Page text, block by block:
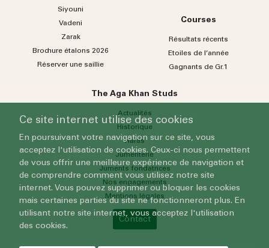
Siyouni
Vadeni
Zarak
Brochure étalons 2026
Réserver une saillie
Courses
Résultats récents
Etoiles de l’année
Gagnants de Gr.1
The Aga Khan Studs
Actualités
Historique
Haras
Jumenterie
Juments fondatrices
Nos engagements
Mentions légales
Contact
Ce site internet utilise des cookies
En poursuivant votre navigation sur ce site, vous
acceptez l'utilisation de cookies. Ceux-ci nous permettent
de vous offrir une meilleure expérience de navigation et
de comprendre comment vous utilisez notre site
internet. Vous pouvez supprimer ou bloquer les cookies
mais certaines parties du site ne fonctionneront plus. En
utilisant notre site internet, vous acceptez l'utilisation
des cookies.